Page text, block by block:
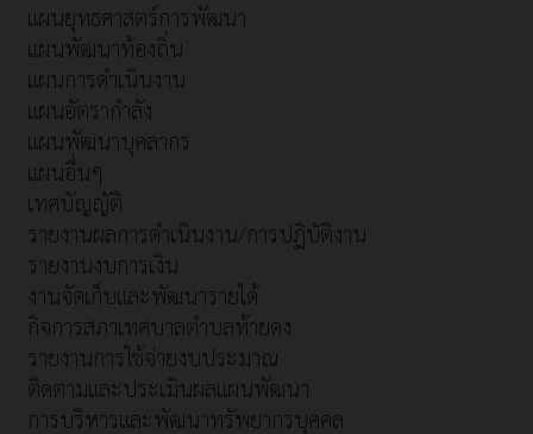
แผนยุทธศาสตร์การพัฒนา
แผนพัฒนาท้องถิ่น
แผนการดำเนินงาน
แผนอัตรากำลัง
แผนพัฒนาบุคลากร
แผนอื่นๆ
เทศบัญญัติ
รายงานผลการดำเนินงาน/การปฏิบัติงาน
รายงานงบการเงิน
งานจัดเก็บและพัฒนารายได้
กิจการสภาเทศบาลตำบลท้ายดง
รายงานการใช้จ่ายงบประมาณ
ติดตามและประเมินผลแผนพัฒนา
การบริหารและพัฒนาทรัพยากรบุคคล